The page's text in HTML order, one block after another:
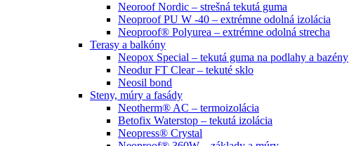
Neoroof Nordic – strešná tekutá guma
Neoproof PU W -40 – extrémne odolná izolácia
Neoproof® Polyurea – extrémne odolná strecha
Terasy a balkóny
Neopox Special – tekutá guma na podlahy a bazény
Neodur FT Clear – tekuté sklo
Neosil bond
Steny, múry a fasády
Neotherm® AC – termoizolácia
Betofix Waterstop – tekutá izolácia
Neopress® Crystal